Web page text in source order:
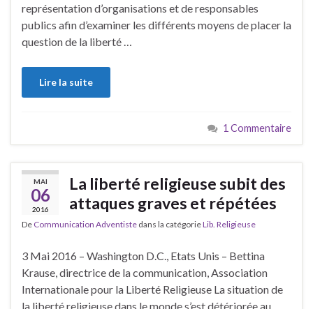
représentation d’organisations et de responsables
publics afin d’examiner les différents moyens de placer la
question de la liberté …
Lire la suite
1 Commentaire
MAI
06
2016
La liberté religieuse subit des
attaques graves et répétées
De Communication Adventiste dans la catégorieLib. Religieuse
3 Mai 2016 – Washington D.C., Etats Unis – Bettina
Krause, directrice de la communication, Association
Internationale pour la Liberté Religieuse La situation de
la liberté religieuse dans le monde s’est détériorée au